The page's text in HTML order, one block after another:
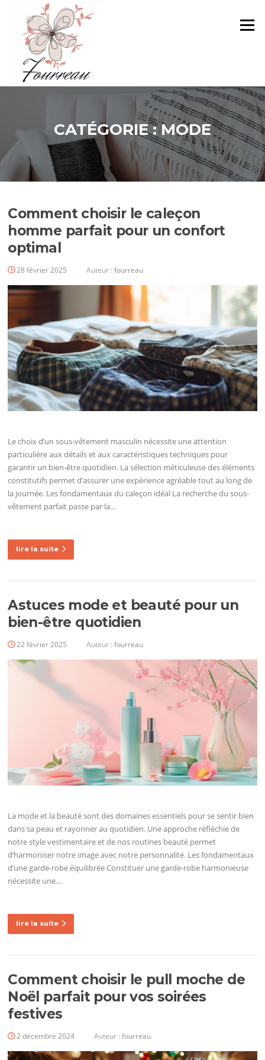
contenu
Menu
CATÉGORIE :MODE
Comment choisir le caleçon
homme parfait pour un confort
optimal
28 février 2025 Auteur :fourreau
Le choix d’un sous-vêtement masculin nécessite une attention
particulière aux détails et aux caractéristiques techniques pour
garantir un bien-être quotidien. La sélection méticuleuse des éléments
constitutifs permet d’assurer une expérience agréable tout au long de
la journée. Les fondamentaux du caleçon idéal La recherche du sous-
vêtement parfait passe par la…
lire la suite
Astuces mode et beauté pour un
bien-être quotidien
22 février 2025 Auteur :fourreau
La mode et la beauté sont des domaines essentiels pour se sentir bien
dans sa peau et rayonner au quotidien. Une approche réfléchie de
notre style vestimentaire et de nos routines beauté permet
d’harmoniser notre image avec notre personnalité. Les fondamentaux
d’une garde-robe équilibrée Constituer une garde-robe harmonieuse
nécessite une…
lire la suite
Comment choisir le pull moche de
Noël parfait pour vos soirées
festives
2 décembre 2024 Auteur :fourreau